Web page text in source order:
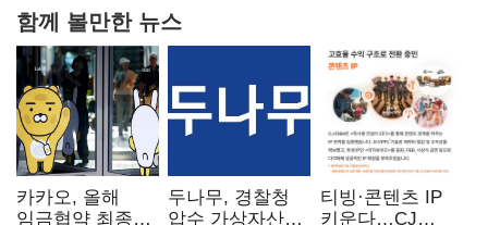
함께 볼만한 뉴스
카카오, 올해
임금협약 최종
두나무, 경찰청
압수 가상자산
티빙·콘텐츠 IP
키운다…CJ